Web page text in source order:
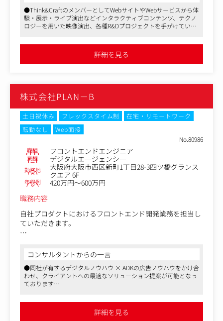
に取り入れ、ユーザーに新しい体験を届けることが求めら
れるポジションです。
この仕事では、統合的なデジタルクリエイティブの中で、
ら、開発・実装する経験を積むことができます。
●Think&CraftのメンバーとしてWebサイトやWebサービスから体
験・展示・ライブ演出などインタラクティブコンテンツ、テクノ
ロジーを用いた映像演出、各種R&Dプロジェクトを手がけていた
はじめ規模感の大きな仕事を経験でき、社内外でさまざまなコネ
クションを作ることも可能です
●同社はフレックス制度や在宅勤務制度も導入するなど社員の働
詳細を見る
株式会社PLAN－B
土日祝休み フレックスタイム制
在宅・リモートワーク
転勤なし
Web面接
No.80986
職種 フロントエンドエンジニア
業種 デジタルエージェンシー
勤務地
大阪府大阪市西区新町1丁目28-3四ツ橋グランス
クエア 6F
年収例
420万円～600万円
職務内容
自社プロダクトにおけるフロントエンド開発業務を担当し
ていただきます。
・要件定義 / 設計 / 実装 / テスト / レビューなど、開発に
必要な一連の工程
・社内デザインシステムの構築および実装
・仕様調査や不具合対応などの問い合わせ対応
フレームワーク：Next.js
コンサルタントからの一言
●同社が有するデジタルノウハウ × ADKの広告ノウハウをかけ合
わせ、クライアントへの最適なソリューション提案が可能となっ
ております
●時差出勤、時間給、特別休暇などご自身のライフスタイルに合
詳細を見る